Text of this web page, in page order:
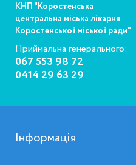
КНП "Коростенська
центральна міська лікарня
Коростенської міської ради"
Приймальна генерального:
067 553 98 72
0414 29 63 29
Інформація